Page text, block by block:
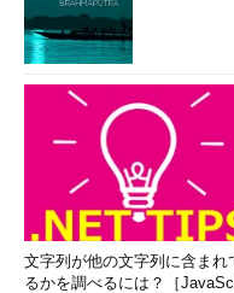
文字列が他の文字列に含まれ
るかを調べるには？［